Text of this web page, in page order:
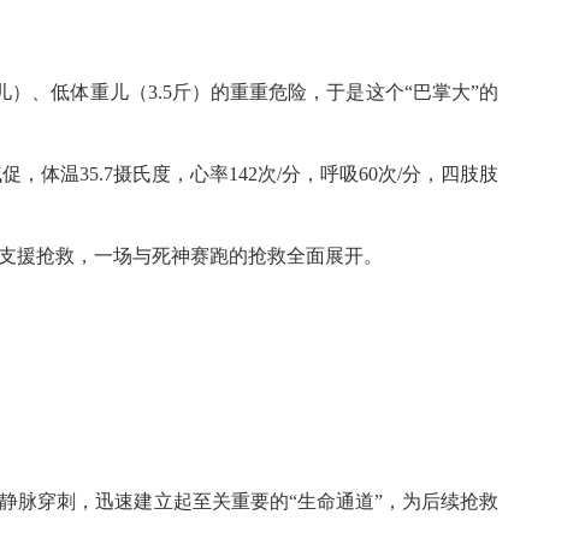
、低体重儿（3.5斤）的重重危险，于是这个“巴掌大”的
，体温35.7摄氏度，心率142次/分，呼吸60次/分，四肢肢
抢救，一场与死神赛跑的抢救全面展开。
脉穿刺，迅速建立起至关重要的“生命通道”，为后续抢救